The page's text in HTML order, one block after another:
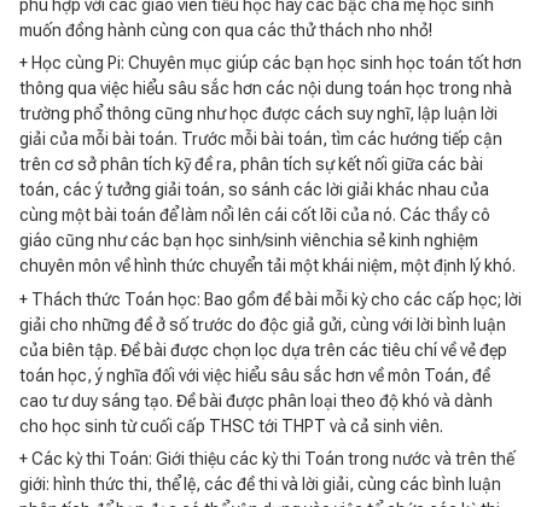
phù hợp với các giáo viên tiểu học hay các bậc cha mẹ học sinh
muốn đồng hành cùng con qua các thử thách nho nhỏ!
+ Học cùng Pi: Chuyên mục giúp các bạn học sinh học toán tốt hơn
thông qua việc hiểu sâu sắc hơn các nội dung toán học trong nhà
trường phổ thông cũng như học được cách suy nghĩ, lập luận lời
giải của mỗi bài toán. Trước mỗi bài toán, tìm các hướng tiếp cận
trên cơ sở phân tích kỹ đề ra, phân tích sự kết nối giữa các bài
toán, các ý tưởng giải toán, so sánh các lời giải khác nhau của
cùng một bài toán để làm nổi lên cái cốt lõi của nó. Các thầy cô
giáo cũng như các bạn học sinh/sinh viênchia sẻ kinh nghiệm
chuyên môn về hình thức chuyển tải một khái niệm, một định lý khó.
+ Thách thức Toán học: Bao gồm đề bài mỗi kỳ cho các cấp học; lời
giải cho những đề ở số trước do độc giả gửi, cùng với lời bình luận
của biên tập. Đề bài được chọn lọc dựa trên các tiêu chí về vẻ đẹp
toán học, ý nghĩa đối với việc hiểu sâu sắc hơn về môn Toán, đề
cao tư duy sáng tạo. Đề bài được phân loại theo độ khó và dành
cho học sinh từ cuối cấp THSC tới THPT và cả sinh viên.
+ Các kỳ thi Toán: Giới thiệu các kỳ thi Toán trong nước và trên thế
giới: hình thức thi, thể lệ, các đề thi và lời giải, cùng các bình luận